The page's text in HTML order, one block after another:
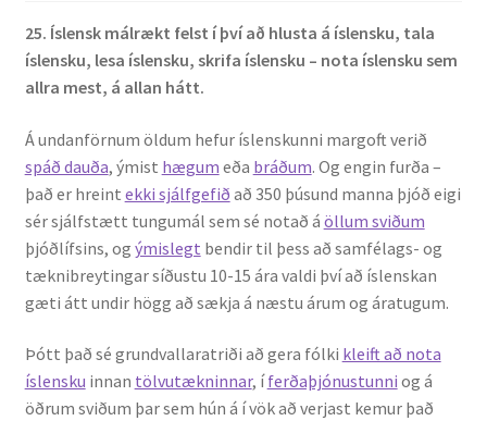
Kennd námskeið
Yfirlit um kennslu
Stjórnun
Innan Háskólans
Samstarfsverkefni
Styrkir og verðlaun
25. Íslensk málrækt felst í því að hlusta á íslensku, tala
íslensku, lesa íslensku, skrifa íslensku – nota íslensku sem
allra mest, á allan hátt.
Á undanförnum öldum hefur íslenskunni margoft verið
spáð dauða, ýmist hægum eða bráðum. Og engin furða –
það er hreint ekki sjálfgefið að 350 þúsund manna þjóð eigi
sér sjálfstætt tungumál sem sé notað á öllum sviðum
þjóðlífsins, og ýmislegt bendir til þess að samfélags- og
tæknibreytingar síðustu 10-15 ára valdi því að íslenskan
gæti átt undir högg að sækja á næstu árum og áratugum.
Þótt það sé grundvallaratriði að gera fólki kleift að nota
íslensku innan tölvutækninnar, íferðaþjónustunni og á
öðrum sviðum þar sem hún á í vök að verjast kemur það